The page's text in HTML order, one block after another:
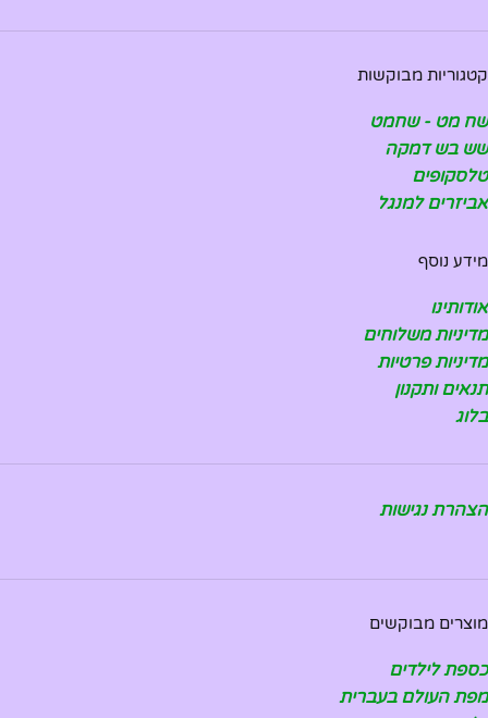
קטגוריות מבוקשות
שח מט - שחמט
שש בש דמקה
טלסקופים
אביזרים למנגל
מידע נוסף
אודותינו
מדיניות משלוחים
מדיניות פרטיות
תנאים ותקנון
בלוג
הצהרת נגישות
מוצרים מבוקשים
כספת לילדים
מפת העולם בעברית